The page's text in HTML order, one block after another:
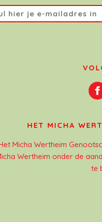
HET MICHA
Micha Wertheim
Wertheim onder de
te